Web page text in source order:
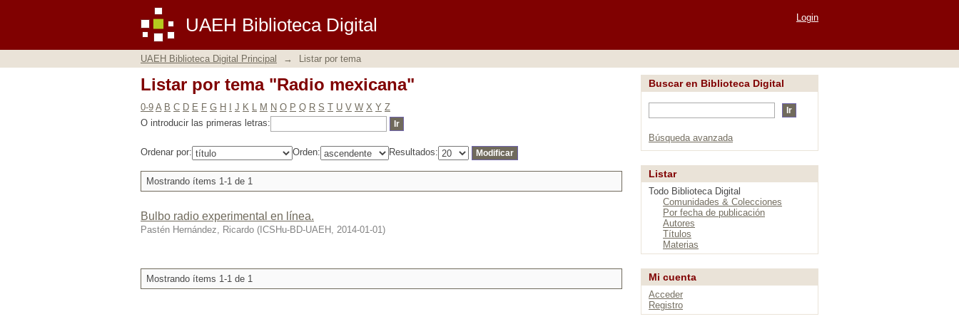
UAEH Biblioteca Digital
Listar por tema "Radio mexicana" Login
UAEH Biblioteca Digital Principal → Listar por tema
Listar por tema "Radio mexicana"
0-9 A B C D E F G H J K L M N O P Q R S T U V W X Y Z
O introducir las primeras letras:
Ordenar por: Orden: Resultados:
Mostrando ítems 1-1 de 1
Bulbo radio experimental en línea.
Pastén Hernández, Ricardo ( ICSHu-BD-UAEH , 2014-01-01)
Mostrando ítems 1-1 de 1
Buscar en Biblioteca Digital
Búsqueda avanzada
Listar
Todo Biblioteca Digital
Comunidades & Colecciones
Por fecha de publicación
Autores
Títulos
Materias
Mi cuenta
Acceder
Registro